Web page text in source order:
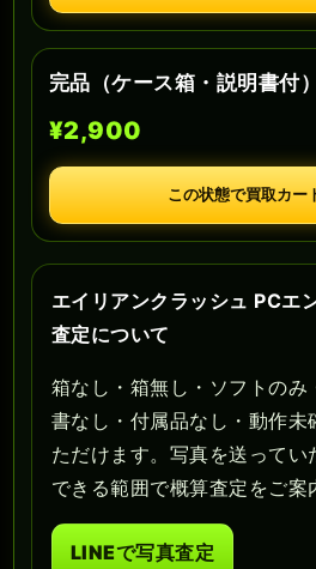
完品（ケース箱・説明書付）
¥2,900
この状態で買取カー
エイリアンクラッシュ PCエ
査定について
箱なし・箱無し・ソフトのみ
書なし・付属品なし・動作未
ただけます。写真を送ってい
できる範囲で概算査定をご案
LINEで写真査定